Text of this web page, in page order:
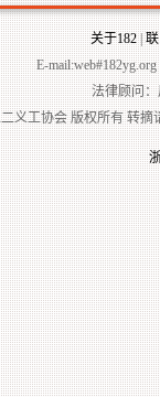
关于182|
E-
法律顾问
义工协会 版权所有 转摘